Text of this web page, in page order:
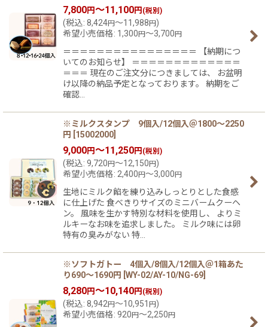
7,800円～11,100円 (税別)
(税込: 8,424円 ～11,988 円 )
希望小売価格: 1,300 円 ～3,700 円
＝＝＝＝＝＝＝＝＝＝＝＝＝＝＝＝ 【納期につ
いてのお知らせ】 ＝＝＝＝＝＝＝＝＝＝＝＝＝
＝＝＝ 現在のご注文分につきましては、 お盆明
け以降の納品予定となっております。 納期をご
確認…
※ミルクスタンプ 9個入/12個入＠1800〜2250
円
15002000
9,000円～11,250円 (税別)
(税込: 9,720 円 ～12,150 円 )
希望小売価格: 2,400 円 ～3,000 円
生地にミルク餡を練り込みしっとりとした食感
に仕上げた 食べきりサイズのミニバームクーヘ
ン。 風味を生かす特別な材料を使用し、 よりミ
ルキーなお味を追求しました。 ミルク味には卵
特有の臭みがない 特…
※ソフトガトー 4個入/8個入/12個入＠1箱あた
り690〜1690円 WY-02/AY-10/NG-69
8,280円～10,140円 (税別)
(税込: 8,942円 ～10,951 円 )
希望小売価格: 920 円 ～2,250 円